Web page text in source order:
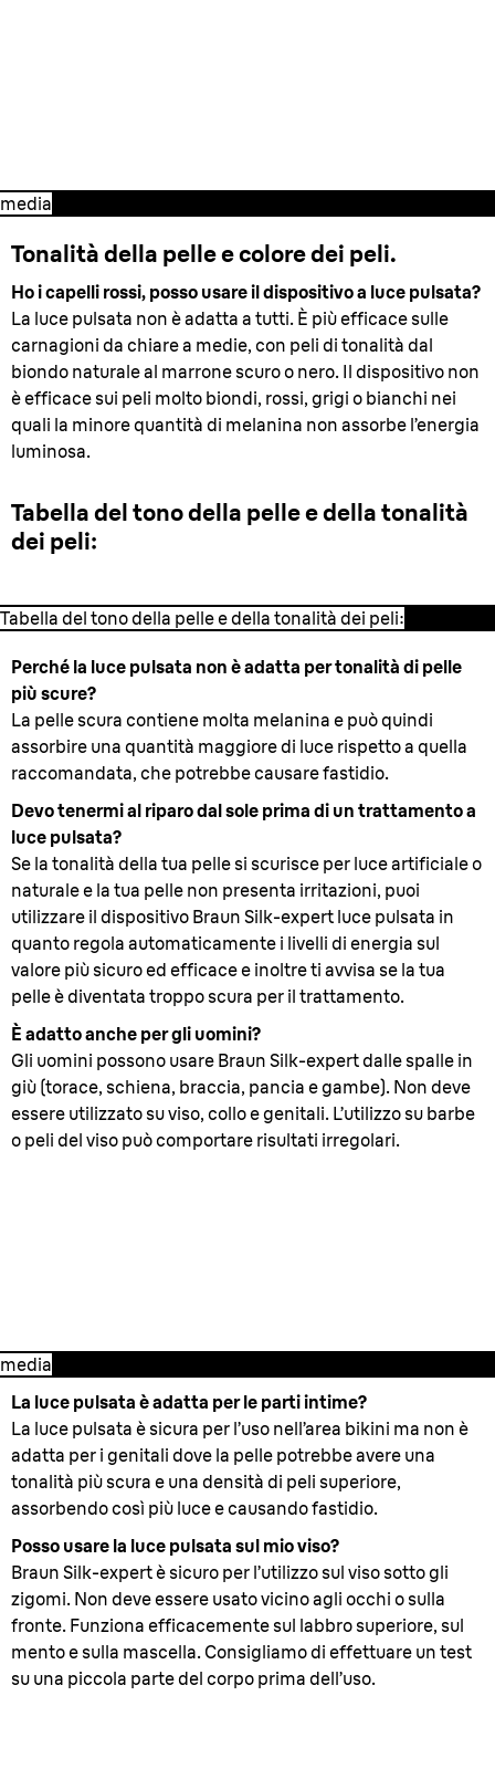
media
Tonalità della pelle e colore dei peli.
Ho i capelli rossi, posso usare il dispositivo a luce pulsata?
La luce pulsata non è adatta a tutti. È più efficace sulle
carnagioni da chiare a medie, con peli di tonalità dal
biondo naturale al marrone scuro o nero. Il dispositivo non
è efficace sui peli molto biondi, rossi, grigi o bianchi nei
quali la minore quantità di melanina non assorbe l’energia
luminosa.
Tabella del tono della pelle e della tonalità
dei peli:
Tabella del tono della pelle e della tonalità dei peli:
Perché la luce pulsata non è adatta per tonalità di pelle
più scure?
La pelle scura contiene molta melanina e può quindi
assorbire una quantità maggiore di luce rispetto a quella
raccomandata, che potrebbe causare fastidio.
Devo tenermi al riparo dal sole prima di un trattamento a
luce pulsata?
Se la tonalità della tua pelle si scurisce per luce artificiale o
naturale e la tua pelle non presenta irritazioni, puoi
utilizzare il dispositivo Braun Silk-expert luce pulsata in
quanto regola automaticamente i livelli di energia sul
valore più sicuro ed efficace e inoltre ti avvisa se la tua
pelle è diventata troppo scura per il trattamento.
È adatto anche per gli uomini?
Gli uomini possono usare Braun Silk-expert dalle spalle in
giù (torace, schiena, braccia, pancia e gambe). Non deve
essere utilizzato su viso, collo e genitali. L’utilizzo su barbe
o peli del viso può comportare risultati irregolari.
media
La luce pulsata è adatta per le parti intime?
La luce pulsata è sicura per l’uso nell’area bikini ma non è
adatta per i genitali dove la pelle potrebbe avere una
tonalità più scura e una densità di peli superiore,
assorbendo così più luce e causando fastidio.
Posso usare la luce pulsata sul mio viso?
Braun Silk-expert è sicuro per l’utilizzo sul viso sotto gli
zigomi. Non deve essere usato vicino agli occhi o sulla
fronte. Funziona efficacemente sul labbro superiore, sul
mento e sulla mascella. Consigliamo di effettuare un test
su una piccola parte del corpo prima dell’uso.